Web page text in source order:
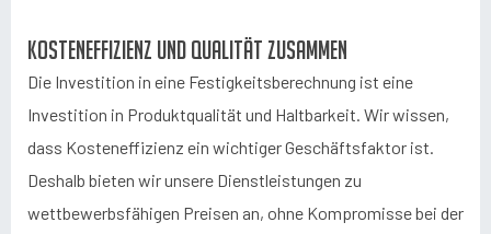
Kosteneffizienz und Qualität zusammen
Die Investition in eine Festigkeitsberechnung ist eine
Investition in Produktqualität und Haltbarkeit. Wir wissen,
dass Kosteneffizienz ein wichtiger Geschäftsfaktor ist.
Deshalb bieten wir unsere Dienstleistungen zu
wettbewerbsfähigen Preisen an, ohne Kompromisse bei der